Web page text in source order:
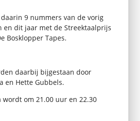
9 nummers van de vorig
en dit jaar met de Streektaalprijs
Bosklopper Tapes.
daarbij bijgestaan door
en Hette Gubbels.
wordt om 21.00 uur en 22.30